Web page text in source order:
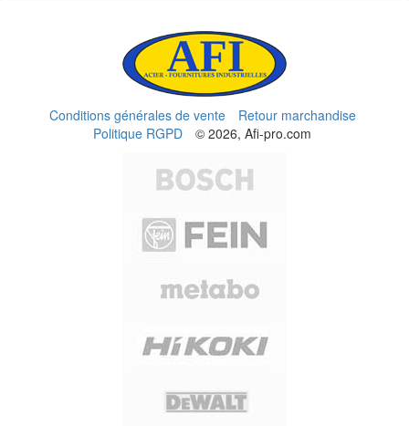
Conditions générales de vente
Retour marchandise
Politique RGPD
© 2026, Afi-pro.com